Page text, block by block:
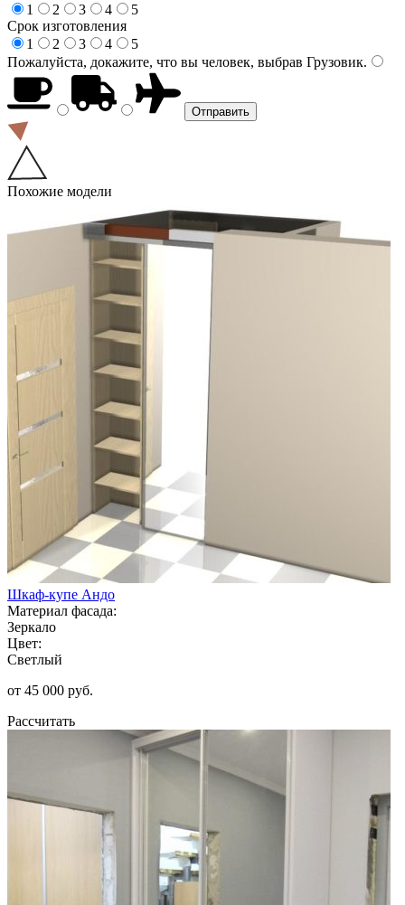
1
2 3 4
5
Срок изготовления
1
2 3 4
5
Пожалуйста, докажите, что вы человек, выбрав Грузовик.
Похожие модели
Шкаф-купе Андо
Материал фасада:
Зеркало
Цвет:
Светлый
от 45 000 руб.
Рассчитать